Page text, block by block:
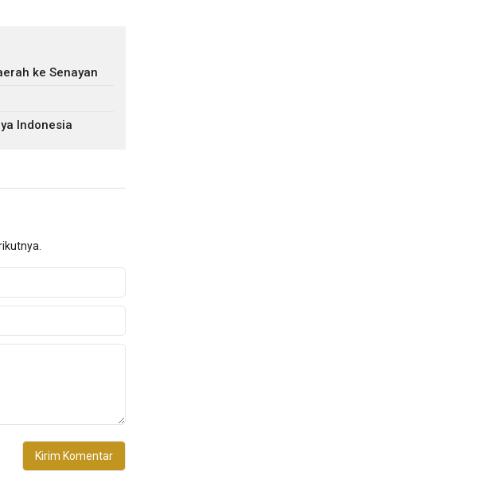
ke Senayan
Indonesia